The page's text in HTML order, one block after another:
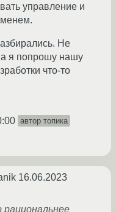
управление и
Не
я попрошу нашу
что-то
автор топика
16.06.2023